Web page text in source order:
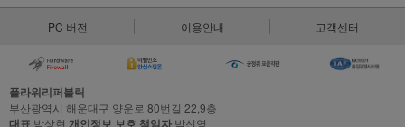
PC 버전 이용안내 고객센터
플라워리퍼블릭
부산광역시 해운대구 양운로 80번길 22,9층
대표 박상현 개인정보 보호 책임자 박신영